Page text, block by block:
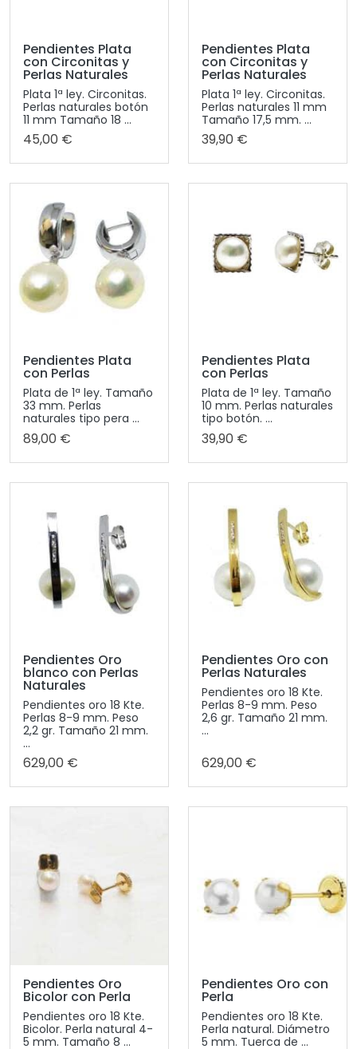
Pendientes Plata
con Circonitas y
Perlas Naturales
Plata 1ª ley. Circonitas.
Perlas naturales botón
11 mm Tamaño 18 ...
45,00 €
Pendientes Plata
con Circonitas y
Perlas Naturales
Plata 1ª ley. Circonitas.
Perlas naturales 11 mm
Tamaño 17,5 mm. ...
39,90 €
Pendientes Plata
con Perlas
Plata de 1ª ley. Tamaño
33 mm. Perlas
naturales tipo pera ...
89,00 €
Pendientes Plata
con Perlas
Plata de 1ª ley. Tamaño
10 mm. Perlas naturales
tipo botón. ...
39,90 €
Pendientes Oro
blanco con Perlas
Naturales
Pendientes oro 18 Kte.
Perlas 8-9 mm. Peso
2,2 gr. Tamaño 21 mm.
...
629,00 €
Pendientes Oro con
Perlas Naturales
Pendientes oro 18 Kte.
Perlas 8-9 mm. Peso
2,6 gr. Tamaño 21 mm.
...
629,00 €
Pendientes Oro
Bicolor con Perla
Pendientes oro 18 Kte.
Bicolor. Perla natural 4-
5 mm. Tamaño 8 ...
Pendientes Oro con
Perla
Pendientes oro 18 Kte.
Perla natural. Diámetro
5 mm. Tuerca de ...